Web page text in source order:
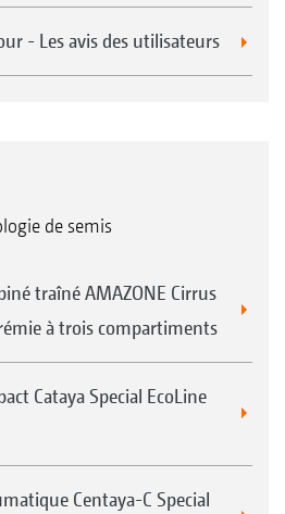
- Les avis des utilisateurs
de semis
traîné AMAZONE Cirrus
à trois compartiments
Cataya Special EcoLine
Centaya-C Special